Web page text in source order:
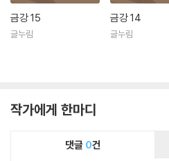
금강 15
글누림
금강 14
글누림
작가에게 한마디
댓글 0건